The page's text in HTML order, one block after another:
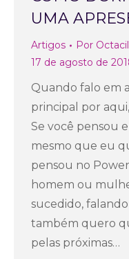
UMA
Artigos Por
17 de agosto de
Quando falo em
principal por
Se você pensou
mesmo que eu
pensou no
homem ou
sucedido,
também quero
pelas próximas…